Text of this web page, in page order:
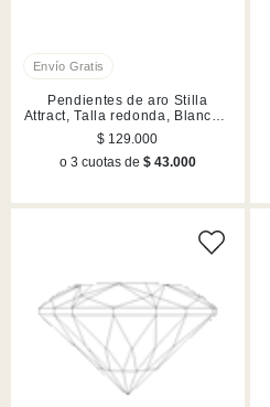
Pendientes de aro Stilla
Attract, Talla redonda, Blancos,
Acabado en rodio
$ 129.000
o 3 cuotas de $ 43.000